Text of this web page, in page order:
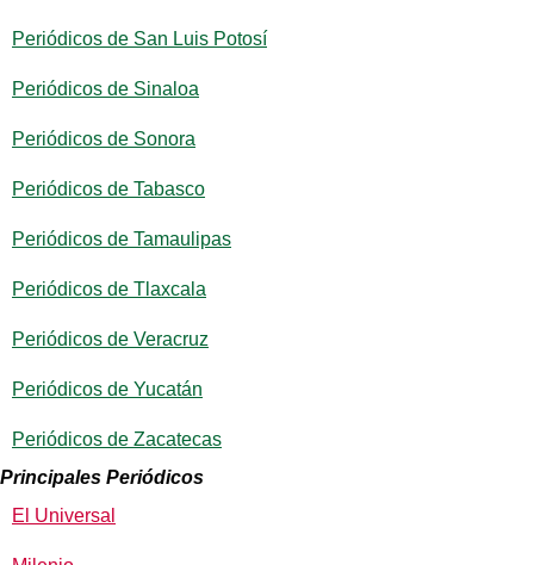
Periódicos de San Luis Potosí
Periódicos de Sinaloa
Periódicos de Sonora
Periódicos de Tabasco
Periódicos de Tamaulipas
Periódicos de Tlaxcala
Periódicos de Veracruz
Periódicos de Yucatán
Periódicos de Zacatecas
Principales Periódicos
El Universal